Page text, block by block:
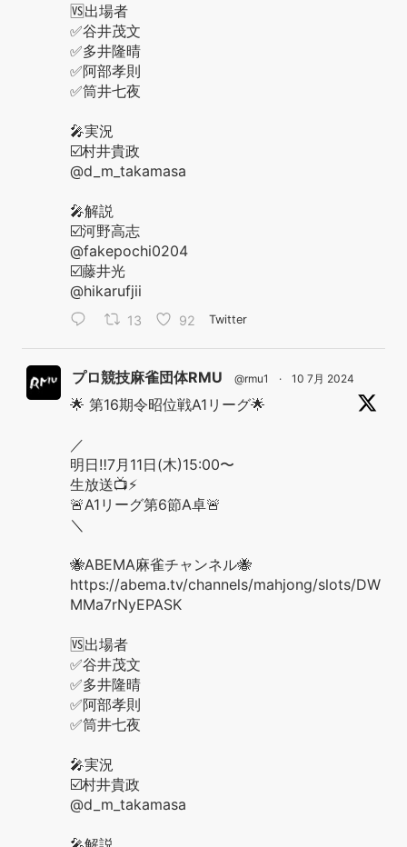
🆚出場者
✅谷井茂文
✅多井隆晴
✅阿部孝則
✅筒井七夜
🎤実況
☑️村井貴政
@d_m_takamasa
🎤解説
☑️河野高志
@fakepochi0204
☑️藤井光
@hikarufjii
13 92 Twitter
プロ競技麻雀団体RMU @rmu1 · 10 7月 2024
🌟 第16期令昭位戦A1リーグ🌟
／
明日‼️7月11日(木)15:00〜
生放送📺⚡️
🚨A1リーグ第6節A卓🚨
＼
🐝ABEMA麻雀チャンネル🐝
https://abema.tv/channels/mahjong/slots/DW
MMa7rNyEPASK
🆚出場者
✅谷井茂文
✅多井隆晴
✅阿部孝則
✅筒井七夜
🎤実況
☑️村井貴政
@d_m_takamasa